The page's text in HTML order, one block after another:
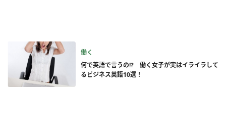
働く
何で英語で言うの!? 働く女子が実はイライラして
るビジネス英語10選！